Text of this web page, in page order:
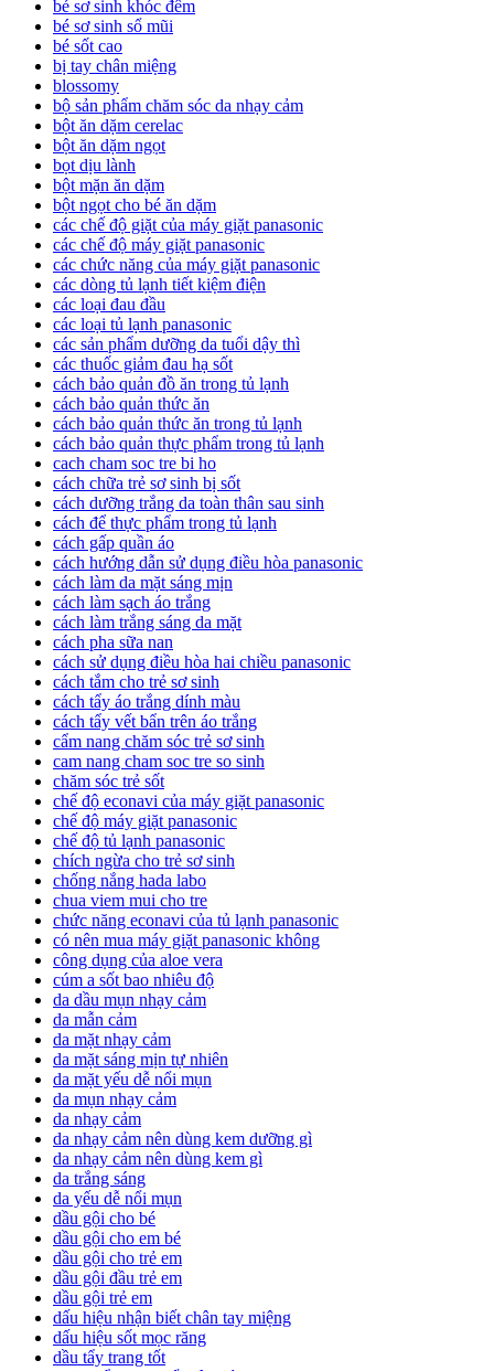
bé sơ sinh khóc đêm
bé sơ sinh sổ mũi
bé sốt cao
bị tay chân miệng
blossomy
bộ sản phẩm chăm sóc da nhạy cảm
bột ăn dặm cerelac
bột ăn dặm ngọt
bọt dịu lành
bột mặn ăn dặm
bột ngọt cho bé ăn dặm
các chế độ giặt của máy giặt panasonic
các chế độ máy giặt panasonic
các chức năng của máy giặt panasonic
các dòng tủ lạnh tiết kiệm điện
các loại đau đầu
các loại tủ lạnh panasonic
các sản phẩm dưỡng da tuổi dậy thì
các thuốc giảm đau hạ sốt
cách bảo quản đồ ăn trong tủ lạnh
cách bảo quản thức ăn
cách bảo quản thức ăn trong tủ lạnh
cách bảo quản thực phẩm trong tủ lạnh
cach cham soc tre bi ho
cách chữa trẻ sơ sinh bị sốt
cách dưỡng trắng da toàn thân sau sinh
cách để thực phẩm trong tủ lạnh
cách gấp quần áo
cách hướng dẫn sử dụng điều hòa panasonic
cách làm da mặt sáng mịn
cách làm sạch áo trắng
cách làm trắng sáng da mặt
cách pha sữa nan
cách sử dụng điều hòa hai chiều panasonic
cách tắm cho trẻ sơ sinh
cách tẩy áo trắng dính màu
cách tẩy vết bẩn trên áo trắng
cẩm nang chăm sóc trẻ sơ sinh
cam nang cham soc tre so sinh
chăm sóc trẻ sốt
chế độ econavi của máy giặt panasonic
chế độ máy giặt panasonic
chế độ tủ lạnh panasonic
chích ngừa cho trẻ sơ sinh
chống nắng hada labo
chua viem mui cho tre
chức năng econavi của tủ lạnh panasonic
có nên mua máy giặt panasonic không
công dụng của aloe vera
cúm a sốt bao nhiêu độ
da dầu mụn nhạy cảm
da mẫn cảm
da mặt nhạy cảm
da mặt sáng mịn tự nhiên
da mặt yếu dễ nổi mụn
da mụn nhạy cảm
da nhạy cảm
da nhạy cảm nên dùng kem dưỡng gì
da nhạy cảm nên dùng kem gì
da trắng sáng
da yếu dễ nổi mụn
dầu gội cho bé
dầu gội cho em bé
dầu gội cho trẻ em
dầu gội đầu trẻ em
dầu gội trẻ em
dấu hiệu nhận biết chân tay miệng
dấu hiệu sốt mọc răng
dầu tẩy trang tốt